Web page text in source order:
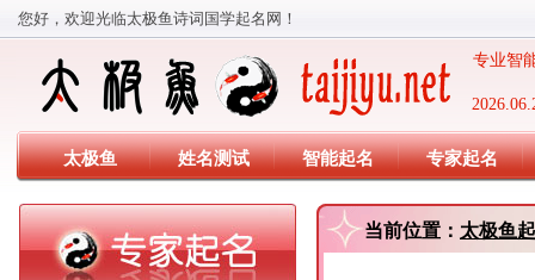
您好，欢迎光临太极鱼诗词国学起名网！
专业智
太极鱼 姓名测试 智能起名 专家起名
当前位置： 太极鱼